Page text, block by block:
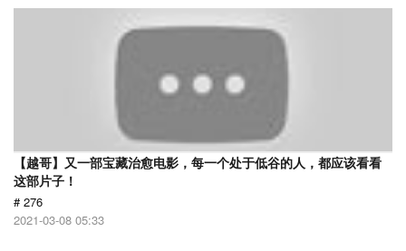
【越哥】又一部宝藏治愈电影，每一个处于低谷的人，都应该看看
这部片子！
# 276
2021-03-08 05:33